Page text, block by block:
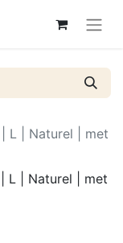
L | Naturel | met